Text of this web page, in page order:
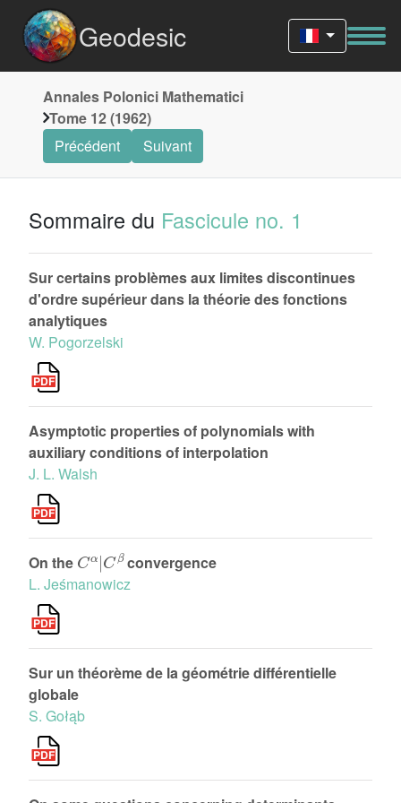
Geodesic
Annales Polonici Mathematici
Tome 12 (1962)
Précédent
Suivant
Sommaire du Fascicule no. 1
Sur certains problèmes aux limites discontinues
d'ordre supérieur dans la théorie des fonctions
analytiques
W. Pogorzelski
Asymptotic properties of polynomials with
auxiliary conditions of interpolation
J. L. Walsh
On the
α Cβ
convergence
L. Jeśmanowicz
Sur un théorème de la géométrie différentielle
globale
S. Gołąb